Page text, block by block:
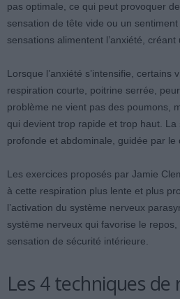
pas optimale, ce qui peut provoquer
sensation de tête vide ou un
sensations alimentent l’anxiété, créant
Lorsque l’anxiété s’intensifie, certains
respiration courte, poitrine serrée,
problème ne vient pas des poumons,
qui devient trop rapide et trop haut.
profonde et abdominale, guidée par le
Les exercices proposés par Jamie
à cette respiration plus lente et plus
l’activation du système nerveux
système nerveux qui favorise le
sensation de sécurité intérieure.
Les 4 techniques